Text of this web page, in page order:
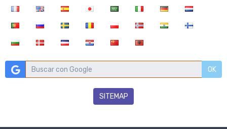
OK
SITEMAP